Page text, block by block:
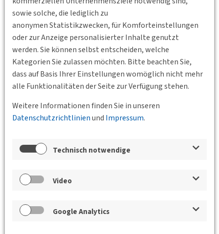
sowie solche, die lediglich zu
anonymen Statistikzwecken, für Komforteinstellungen
oder zur Anzeige personalisierter Inhalte genutzt
werden. Sie können selbst entscheiden, welche
Kategorien Sie zulassen möchten. Bitte beachten Sie,
dass auf Basis Ihrer Einstellungen womöglich nicht mehr
alle Funktionalitäten der Seite zur Verfügung stehen.
Weitere Informationen finden Sie in unseren
Datenschutzrichtlinienund Impressum.
Technisch notwendige
Video
Google Analytics
Zurück
Veranstaltungen der Bundesgeschäftsstelle,
DVWG-Exkursion Karlsruher
Instandhaltung“
Anmeldung geöffnet! Bitte schreiben Sie hierfür bis